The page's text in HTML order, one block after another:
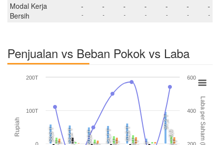
Modal Kerja
Bersih
-
-
-
-
-
-
-
-
-
-
-
-
-
-
Penjualan vs Beban Pokok vs Laba
Rupiah Laba per Saham (EPS)
58,5 T 56,2 T 50,0 T 54,7 T
61,5 T
97,2 T
0,0
0
100T
200T
200
400
600